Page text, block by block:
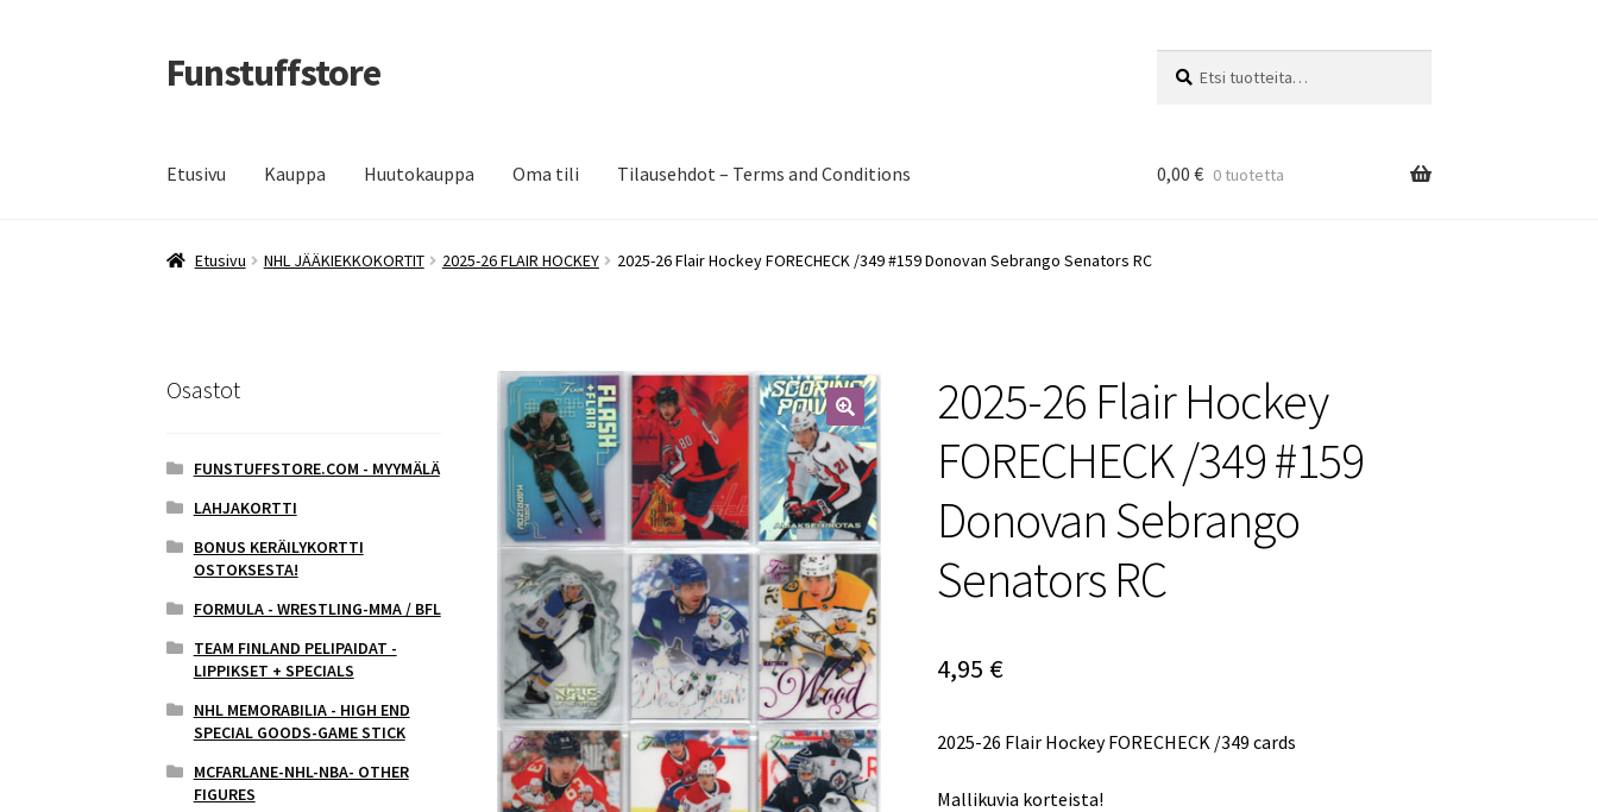
Siirry
navigointiin
Siirry
sisältöön
Funstuffstore
Etusivu Kauppa Huutokauppa Oma tili Tilausehdot – Terms and Conditions 0,00 € 0 tuotetta
Etusivu NHL JÄÄKIEKKOKORTIT 2025-26 FLAIR HOCKEY 2025-26 Flair Hockey FORECHECK /349 #159 Donovan Sebrango Senators RC
🔍
2025-26 Flair Hockey
FORECHECK /349 #159
Donovan Sebrango
Senators RC
4,95 €
2025-26 Flair Hockey FORECHECK /349 cards
Mallikuvia korteista!
Osastot
FUNSTUFFSTORE.COM - MYYMÄLÄ
LAHJAKORTTI
BONUS KERÄILYKORTTI
OSTOKSESTA!
FORMULA - WRESTLING-MMA / BFL
TEAM FINLAND PELIPAIDAT -
LIPPIKSET + SPECIALS
NHL MEMORABILIA - HIGH END
SPECIAL GOODS-GAME STICK
MCFARLANE-NHL-NBA- OTHER
FIGURES